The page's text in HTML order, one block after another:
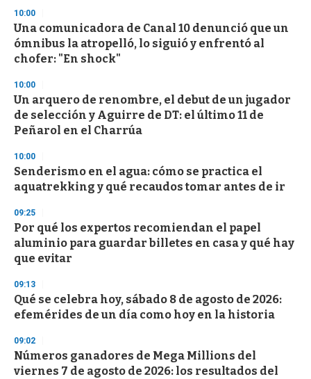
d
s
o
f
3
s
e
c
o
n
10:00
Una comunicadora de Canal 10 denunció que un
ómnibus la atropelló, lo siguió y enfrentó al
chofer: "En shock"
10:00
Un arquero de renombre, el debut de un jugador
de selección y Aguirre de DT: el último 11 de
Peñarol en el Charrúa
10:00
Senderismo en el agua: cómo se practica el
aquatrekking y qué recaudos tomar antes de ir
09:25
Por qué los expertos recomiendan el papel
aluminio para guardar billetes en casa y qué hay
que evitar
09:13
Qué se celebra hoy, sábado 8 de agosto de 2026:
efemérides de un día como hoy en la historia
09:02
Números ganadores de Mega Millions del
viernes 7 de agosto de 2026: los resultados del